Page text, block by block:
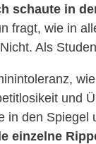
schaute in
fragt, wie in
Als
und
in den Spiegel
einzelne